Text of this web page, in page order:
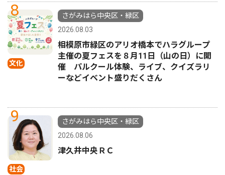
8
文化
さがみはら中央区・緑区
2026.08.03
相模原市緑区のアリオ橋本でハラグループ
主催の夏フェスを８月11日（山の日）に開
催 パルクール体験、ライブ、クイズラリ
ーなどイベント盛りだくさん
9
社会
さがみはら中央区・緑区
2026.08.06
津久井中央ＲＣ